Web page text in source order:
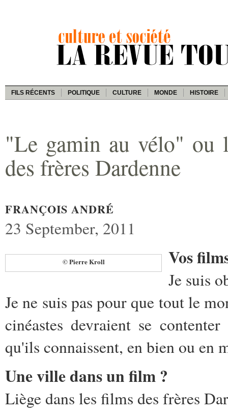
FILS RÉCENTS POLITIQUE CULTURE MONDE HISTOIRE
"Le gamin au vélo" ou
des frères Dardenne
FRANÇOIS ANDRÉ
23 September, 2011
© Pierre Kroll Vos
Je suis
Je ne suis pas pour que tout le
cinéastes devraient se
qu'ils connaissent, en bien ou en
Une ville dans un film ?
Liège dans les films des frères